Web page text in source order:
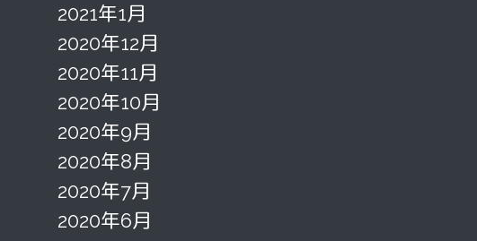
2021年1月
2020年12月
2020年11月
2020年10月
2020年9月
2020年8月
2020年7月
2020年6月